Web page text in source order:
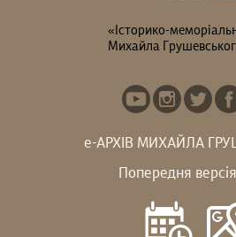
«Історико-
Михайла
е-АРХІВ МИХАЙЛА
Попередня